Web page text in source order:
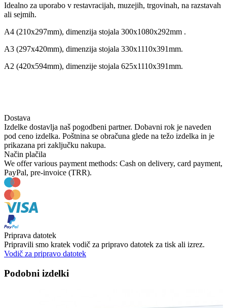
Idealno za uporabo v restavracijah, muzejih, trgovinah, na razstavah
ali sejmih.
A4 (210x297mm), dimenzija stojala 300x1080x292mm .
A3 (297x420mm), dimenzija stojala 330x1110x391mm.
A2 (420x594mm), dimenzije stojala 625x1110x391mm.
Dostava
Izdelke dostavlja naš pogodbeni partner. Dobavni rok je naveden
pod ceno izdelka. Poštnina se obračuna glede na težo izdelka in je
prikazana pri zaključku nakupa.
Način plačila
We offer various payment methods: Cash on delivery, card payment,
PayPal, pre-invoice (TRR).
Priprava datotek
Pripravili smo kratek vodič za pripravo datotek za tisk ali izrez.
Vodič za pripravo datotek
Podobni izdelki